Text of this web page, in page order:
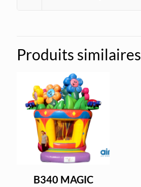
Produits similaires
B340 MAGIC